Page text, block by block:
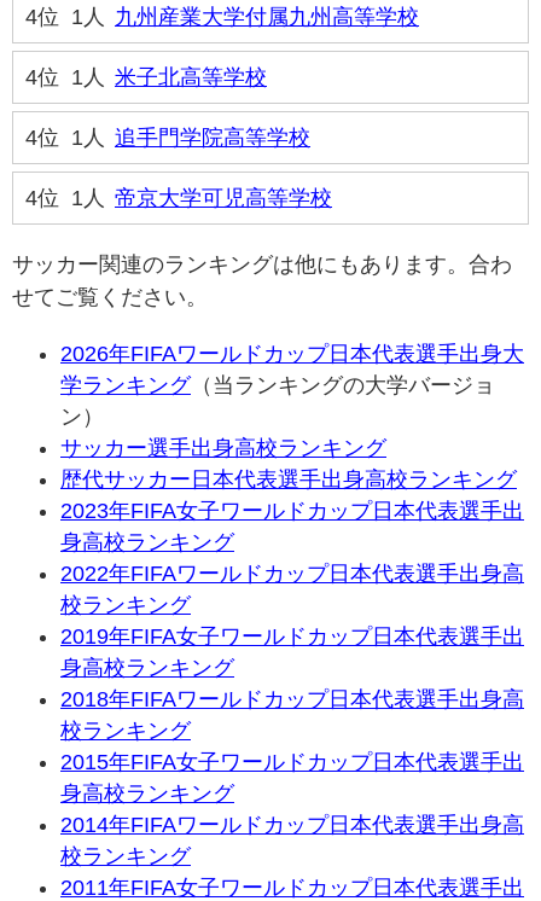
4位 1人 九州産業大学付属九州高等学校
4位 1人 米子北高等学校
4位 1人 追手門学院高等学校
4位 1人 帝京大学可児高等学校
サッカー関連のランキングは他にもあります。合わ
せてご覧ください。
2026年FIFAワールドカップ日本代表選手出身大
学ランキング（当ランキングの大学バージョ
ン）
サッカー選手出身高校ランキング
歴代サッカー日本代表選手出身高校ランキング
2023年FIFA女子ワールドカップ日本代表選手出
身高校ランキング
2022年FIFAワールドカップ日本代表選手出身高
校ランキング
2019年FIFA女子ワールドカップ日本代表選手出
身高校ランキング
2018年FIFAワールドカップ日本代表選手出身高
校ランキング
2015年FIFA女子ワールドカップ日本代表選手出
身高校ランキング
2014年FIFAワールドカップ日本代表選手出身高
校ランキング
2011年FIFA女子ワールドカップ日本代表選手出